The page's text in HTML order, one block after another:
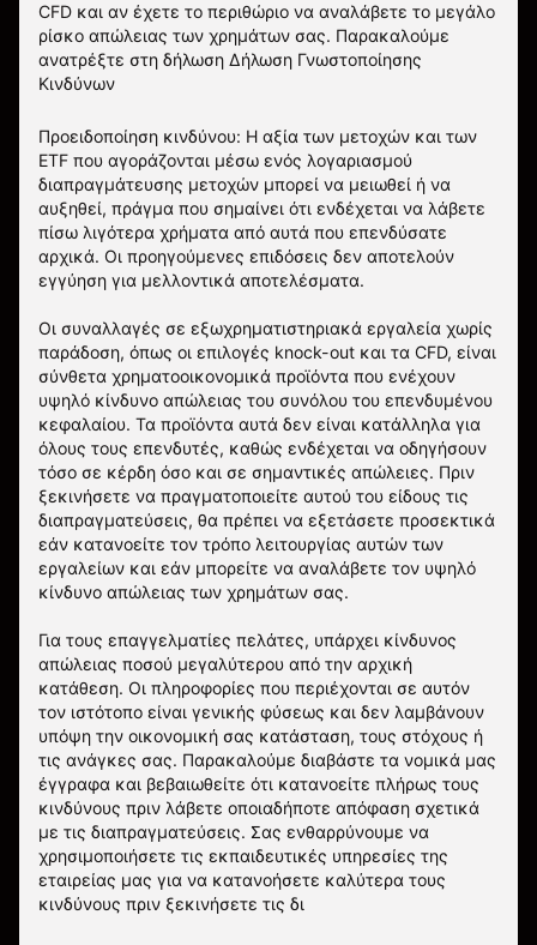
CFD και αν έχετε το περιθώριο να αναλάβετε το μεγάλο
ρίσκο απώλειας των χρημάτων σας. Παρακαλούμε
ανατρέξτε στη δήλωση Δήλωση Γνωστοποίησης
Κινδύνων
Προειδοποίηση κινδύνου: Η αξία των μετοχών και των
ETF που αγοράζονται μέσω ενός λογαριασμού
διαπραγμάτευσης μετοχών μπορεί να μειωθεί ή να
αυξηθεί, πράγμα που σημαίνει ότι ενδέχεται να λάβετε
πίσω λιγότερα χρήματα από αυτά που επενδύσατε
αρχικά. Οι προηγούμενες επιδόσεις δεν αποτελούν
εγγύηση για μελλοντικά αποτελέσματα.
Οι συναλλαγές σε εξωχρηματιστηριακά εργαλεία χωρίς
παράδοση, όπως οι επιλογές knock-out και τα CFD, είναι
σύνθετα χρηματοοικονομικά προϊόντα που ενέχουν
υψηλό κίνδυνο απώλειας του συνόλου του επενδυμένου
κεφαλαίου. Τα προϊόντα αυτά δεν είναι κατάλληλα για
όλους τους επενδυτές, καθώς ενδέχεται να οδηγήσουν
τόσο σε κέρδη όσο και σε σημαντικές απώλειες. Πριν
ξεκινήσετε να πραγματοποιείτε αυτού του είδους τις
διαπραγματεύσεις, θα πρέπει να εξετάσετε προσεκτικά
εάν κατανοείτε τον τρόπο λειτουργίας αυτών των
εργαλείων και εάν μπορείτε να αναλάβετε τον υψηλό
κίνδυνο απώλειας των χρημάτων σας.
Για τους επαγγελματίες πελάτες, υπάρχει κίνδυνος
απώλειας ποσού μεγαλύτερου από την αρχική
κατάθεση. Οι πληροφορίες που περιέχονται σε αυτόν
τον ιστότοπο είναι γενικής φύσεως και δεν λαμβάνουν
υπόψη την οικονομική σας κατάσταση, τους στόχους ή
τις ανάγκες σας. Παρακαλούμε διαβάστε τα νομικά μας
έγγραφα και βεβαιωθείτε ότι κατανοείτε πλήρως τους
κινδύνους πριν λάβετε οποιαδήποτε απόφαση σχετικά
με τις διαπραγματεύσεις. Σας ενθαρρύνουμε να
χρησιμοποιήσετε τις εκπαιδευτικές υπηρεσίες της
εταιρείας μας για να κατανοήσετε καλύτερα τους
κινδύνους πριν ξεκινήσετε τις δι